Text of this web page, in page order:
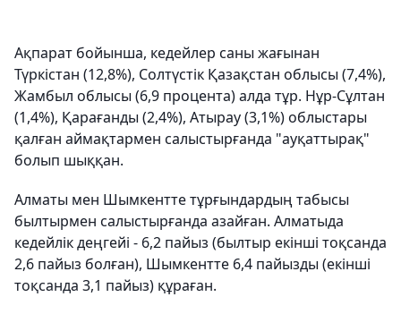
Ақпарат бойынша, кедейлер саны жағынан
Түркістан (12,8%), Солтүстік Қазақстан облысы (7,4%),
Жамбыл облысы (6,9 процента) алда тұр. Нұр-Сұлтан
(1,4%), Қарағанды (2,4%), Атырау (3,1%) облыстары
қалған аймақтармен салыстырғанда "ауқаттырақ"
болып шыққан.
Алматы мен Шымкентте тұрғындардың табысы
былтырмен салыстырғанда азайған. Алматыда
кедейлік деңгейі - 6,2 пайыз (былтыр екінші тоқсанда
2,6 пайыз болған), Шымкентте 6,4 пайызды (екінші
тоқсанда 3,1 пайыз) құраған.